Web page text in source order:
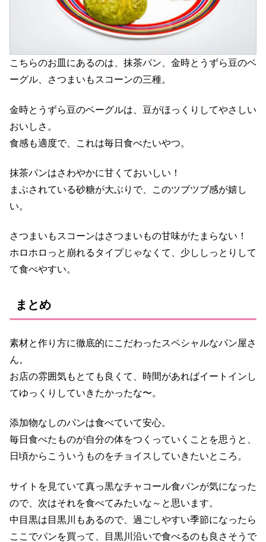
こちらのお皿にあるのは、抹茶パン、金時とうずら豆のベ
ーグル、さつまいもスコーンの三種。
金時とうずら豆のベーグルは、豆がほっくりしてやさしい
おいしさ。
食感も適度で、これは毎日食べたいやつ。
抹茶パンはさわやかに甘くておいしい！
まぶされている砂糖が大ぶりで、このツブツブ感が嬉し
い。
さつまいもスコーンはさつまいもの甘味がたまらない！
ホロホロっと崩れるタイプじゃなくて、少ししっとりして
て食べやすい。
まとめ
素材と作り方に徹底的にこだわったスペシャルなパン屋さ
ん。
お店の雰囲気もとても良くて、時間があればイートインし
てゆっくりしていきたかったな〜。
添加物なしのパンは食べていて安心。
毎日食べたものが自分の体をつくっていくことを思うと、
日頃からこういうものをチョイスしていきたいところ。
サイトを見ていて真っ黒なチャコール食パンが気になった
ので、次はそれを食べてみたいな～と思います。
中目黒は目黒川もあるので、過ごしやすい季節になったら
ここでパンを買って、目黒川沿いで食べるのも良さそうで